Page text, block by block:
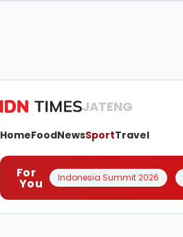
JATENG
HomeFoodNewsSportTravel
For
You Indonesia Summit 2026